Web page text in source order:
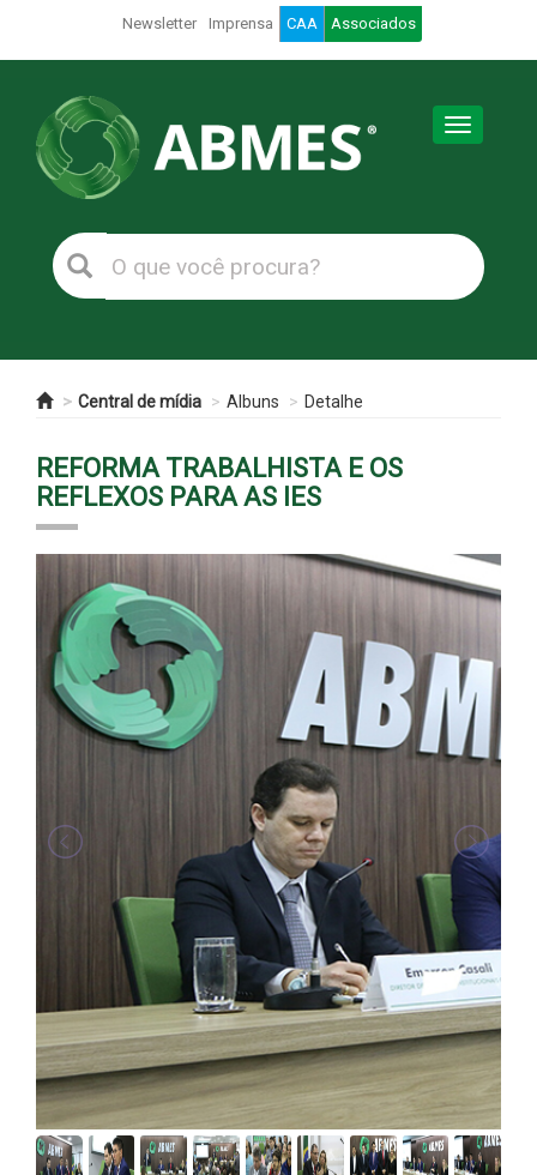
Newsletter Imprensa CAA Associados
Toggle
Central de mídia Albuns Detalhe
REFORMA TRABALHISTA E OS
REFLEXOS PARA AS IES